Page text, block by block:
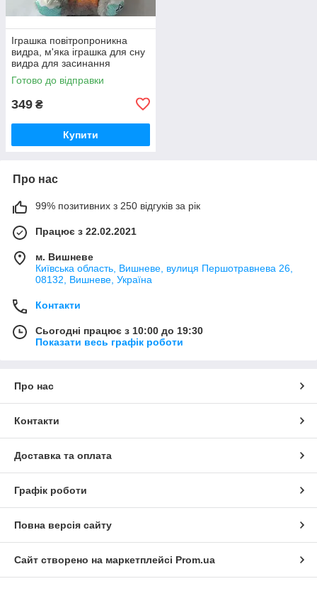
Іграшка повітропроникна
видра, м'яка іграшка для сну
видра для засинання
малюків
Готово до відправки
349 ₴
Купити
Про нас
99% позитивних з 250 відгуків за рік
Працює з 22.02.2021
м. Вишневе
Київська область, Вишневе, вулиця Першотравнева 26,
08132, Вишневе, Україна
Контакти
Сьогодні працює з 10:00 до 19:30
Показати весь графік роботи
Про нас
Контакти
Доставка та оплата
Графік роботи
Повна версія сайту
Сайт створено на маркетплейсі Prom.ua